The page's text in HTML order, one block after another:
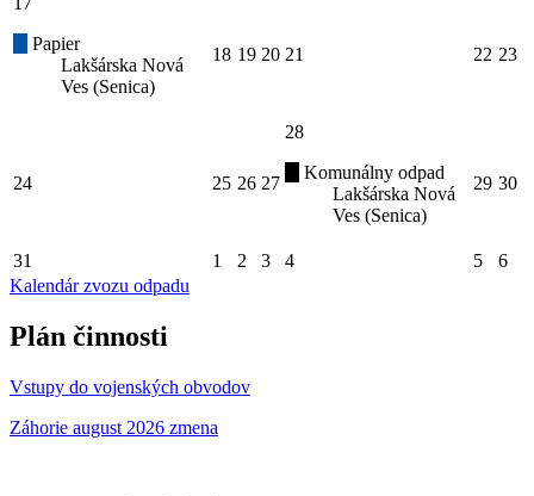
Papier
Lakšárska Nová
Ves (Senica)
18 19 20 21 22 23
24 25 26 27
28
Komunálny odpad
Lakšárska Nová
Ves (Senica)
29 30
31 1 2 3 4 5
6
Kalendár zvozu odpadu
Plán činnosti
Vstupy do vojenských obvodov
Záhorie august 2026 zmena